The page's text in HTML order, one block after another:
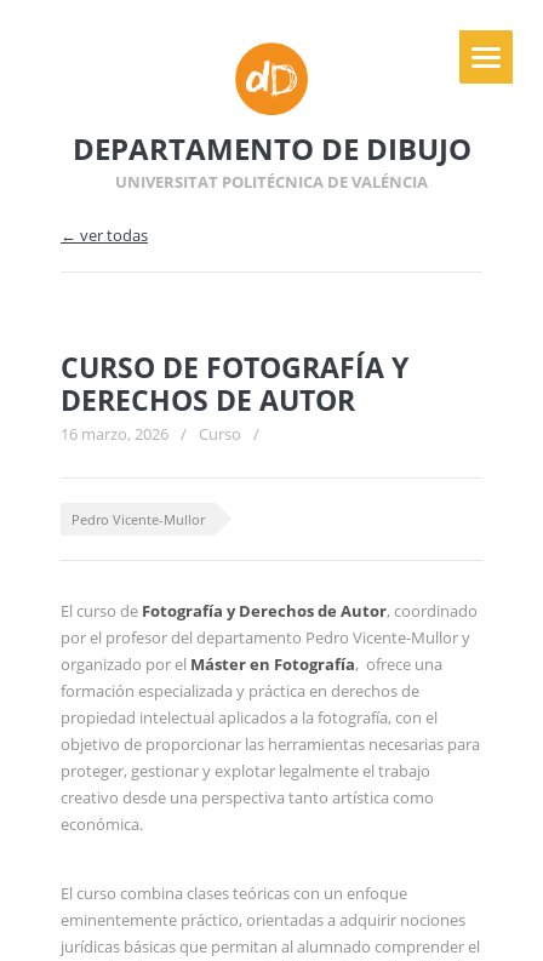
DEPARTAMENTO DE DIBUJO
UNIVERSITAT POLITÉCNICA DE VALÉNCIA
← ver todas
CURSO DE FOTOGRAFÍA Y
DERECHOS DE AUTOR
16 marzo, 2026 / Curso /
Pedro Vicente-Mullor
El curso de Fotografía y Derechos de Autor, coordinado
por el profesor del departamento Pedro Vicente-Mullor y
organizado por el Máster en Fotografía, ofrece una
formación especializada y práctica en derechos de
propiedad intelectual aplicados a la fotografía, con el
objetivo de proporcionar las herramientas necesarias para
proteger, gestionar y explotar legalmente el trabajo
creativo desde una perspectiva tanto artística como
económica.
El curso combina clases teóricas con un enfoque
eminentemente práctico, orientadas a adquirir nociones
jurídicas básicas que permitan al alumnado comprender el